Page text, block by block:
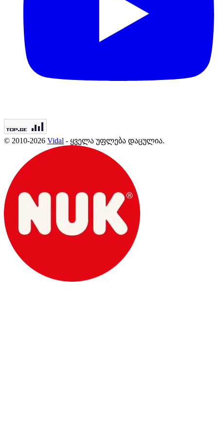
© 2010-2026 Vidal - ყველა უფლება დაცულია.